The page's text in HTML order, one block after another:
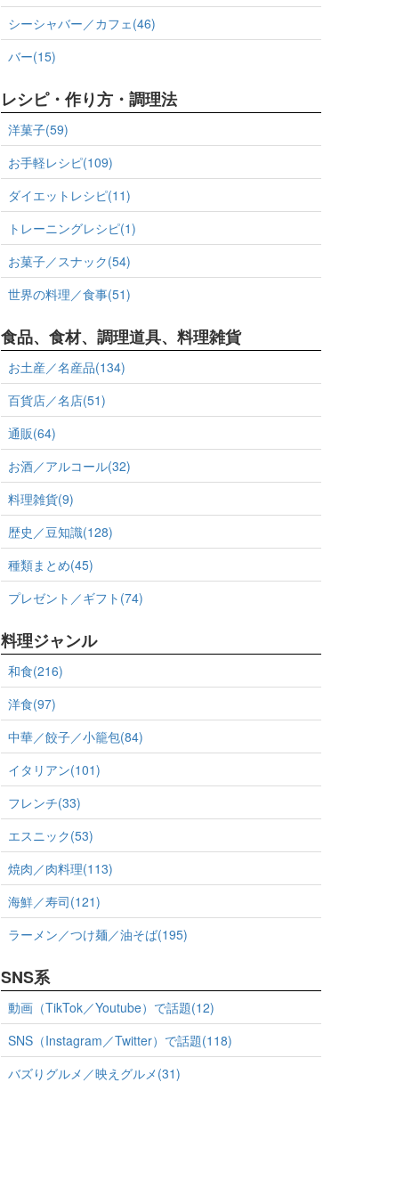
シーシャバー／カフェ(46)
バー(15)
レシピ・作り方・調理法
洋菓子(59)
お手軽レシピ(109)
ダイエットレシピ(11)
トレーニングレシピ(1)
お菓子／スナック(54)
世界の料理／食事(51)
食品、食材、調理道具、料理雑貨
お土産／名産品(134)
百貨店／名店(51)
通販(64)
お酒／アルコール(32)
料理雑貨(9)
歴史／豆知識(128)
種類まとめ(45)
プレゼント／ギフト(74)
料理ジャンル
和食(216)
洋食(97)
中華／餃子／小籠包(84)
イタリアン(101)
フレンチ(33)
エスニック(53)
焼肉／肉料理(113)
海鮮／寿司(121)
ラーメン／つけ麺／油そば(195)
SNS系
動画（TikTok／Youtube）で話題(12)
SNS（Instagram／Twitter）で話題(118)
バズりグルメ／映えグルメ(31)